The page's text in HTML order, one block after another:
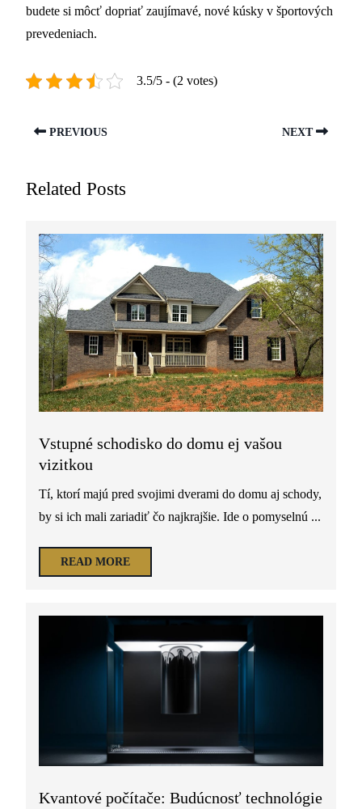
budete si môcť dopriať zaujímavé, nové kúsky v športových
prevedeniach.
3.5/5 - (2 votes)
PREVIOUS NEXT
Related Posts
Vstupné schodisko do domu ej vašou
vizitkou
Tí, ktorí majú pred svojimi dverami do domu aj schody,
by si ich mali zariadiť čo najkrajšie. Ide o pomyselnú ...
READ MORE
Kvantové počítače: Budúcnosť technológie